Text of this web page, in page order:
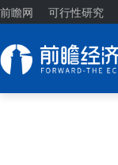
前瞻网 可行性研究